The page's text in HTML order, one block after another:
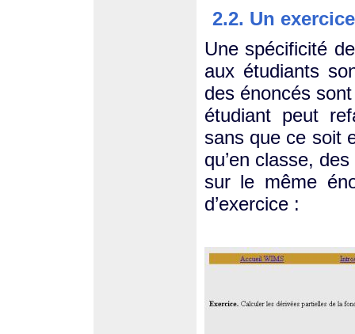
2.2. Un
Une spécificité
aux étudiants
des énoncés
étudiant peut
sans que ce soit
qu’en classe,
sur le même
d’exercice :